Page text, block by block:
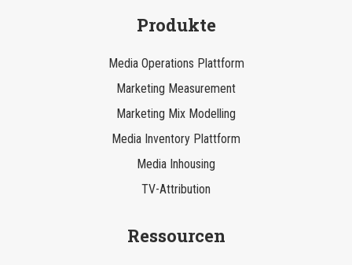
Produkte
Media Operations Plattform
Marketing Measurement
Marketing Mix Modelling
Media Inventory Plattform
Media Inhousing
TV-Attribution
Ressourcen